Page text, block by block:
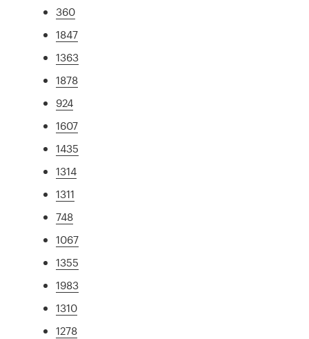
360
1847
1363
1878
924
1607
1435
1314
1311
748
1067
1355
1983
1310
1278